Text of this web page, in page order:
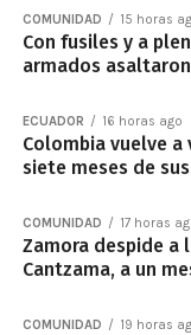
COMUNIDAD 15 horas
Con fusiles y a
armados
ECUADOR 16 horas ago
Colombia vuelve a
siete meses de
COMUNIDAD 17 horas
Zamora despide a
Cantzama, a un
COMUNIDAD 19 horas